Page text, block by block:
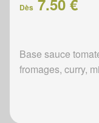
Dès 7.50 €
Base sauce
fromages, curry,